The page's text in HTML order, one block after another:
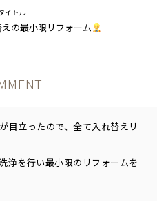
イトル
の最小限リフォーム
目立ったので、全て入れ替えリ
浄を行い最小限のリフォームを